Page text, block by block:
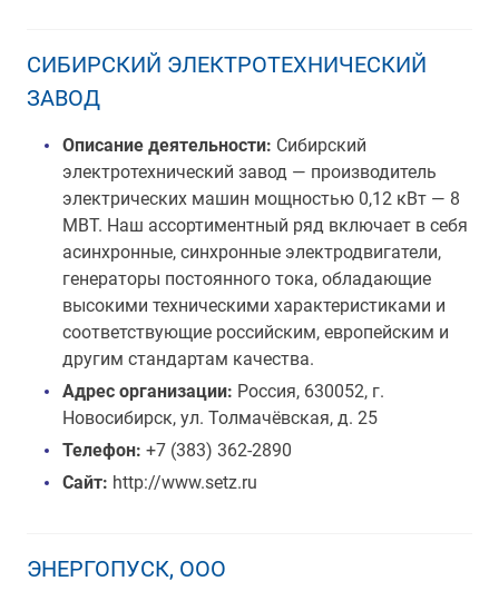
СИБИРСКИЙ ЭЛЕКТРОТЕХНИЧЕСКИЙ
ЗАВОД
Описание деятельности: Сибирский
электротехнический завод — производитель
электрических машин мощностью 0,12 кВт — 8
МВТ. Наш ассортиментный ряд включает в себя
асинхронные, синхронные электродвигатели,
генераторы постоянного тока, обладающие
высокими техническими характеристиками и
соответствующие российским, европейским и
другим стандартам качества.
Адрес организации: Россия, 630052, г.
Новосибирск, ул. Толмачёвская, д. 25
Телефон: +7 (383) 362-2890
Сайт: http://www.setz.ru
ЭНЕРГОПУСК, ООО